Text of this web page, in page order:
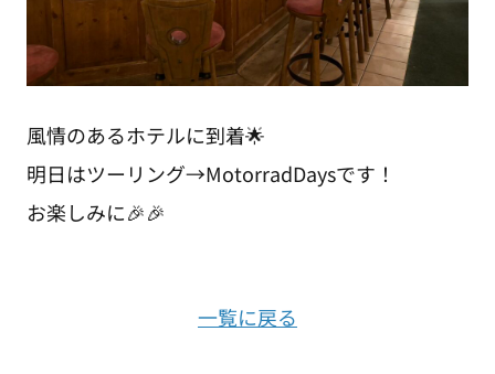
風情のあるホテルに到着🌟
明日はツーリング→MotorradDaysです！
お楽しみに🎉🎉
一覧に戻る